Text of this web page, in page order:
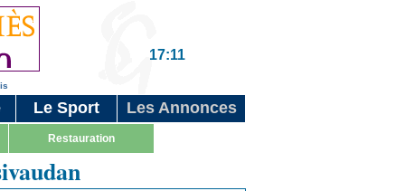
17:11
Le Sport Les Annonces
Restauration